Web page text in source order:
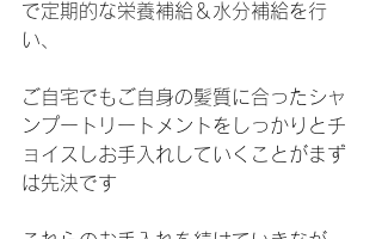
で定期的な栄養補給＆水分補給を行
い、
ご自宅でもご自身の髪質に合ったシャ
ンプートリートメントをしっかりとチ
ョイスしお手入れしていくことがまず
は先決です